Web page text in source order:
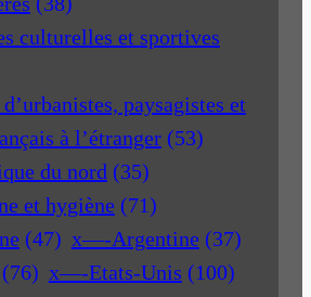
culturelles et sportives
paysagistes et
à l’étranger (53)
du nord (35)
et hygiène (71)
(47) x—-Argentine (37)
(76) x—-Etats-Unis (100)